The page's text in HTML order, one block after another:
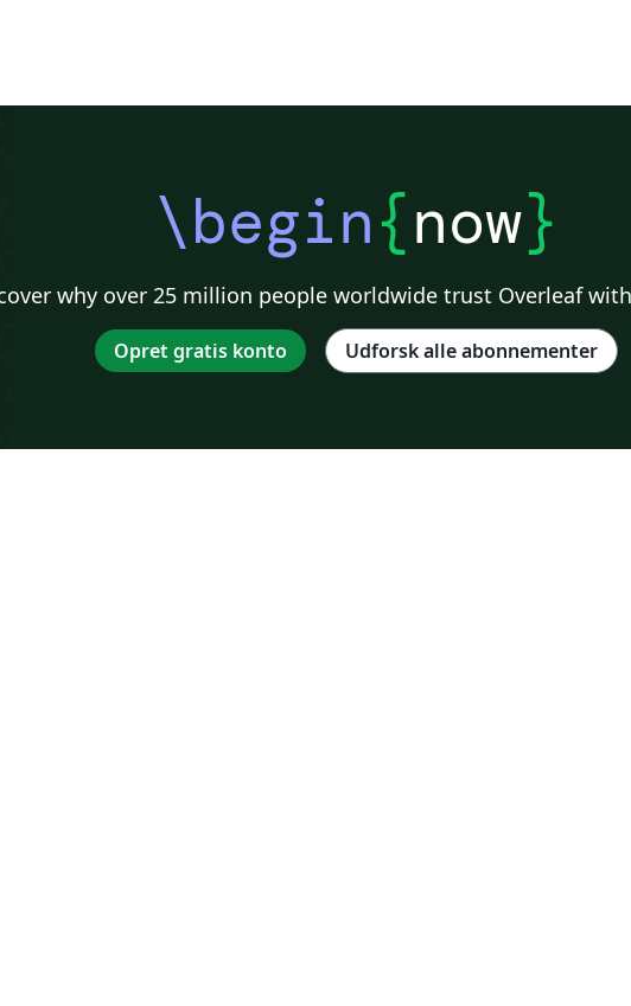
\begin{now}
why over 25 million people worldwide trust Overleaf
Opret gratis konto Udforsk alle abonnementer